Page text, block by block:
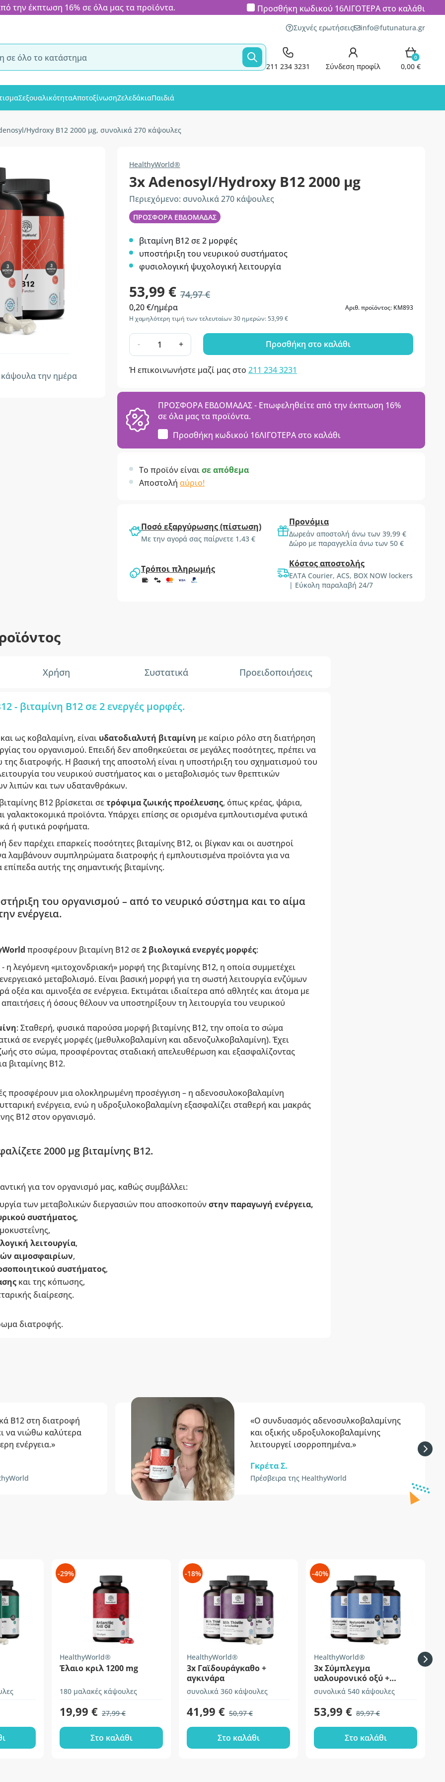
έκπτωση 16% σε όλα μας τα προϊόντα. Προσθήκη κωδικού 16ΛΙΓΟΤΕΡΑστο καλάθι
Συχνές ερωτήσεις info@futunatura.gr
211 234 3231 Σύνδεση προφίλ
0
0,00 €
ΣεξουαλικότηταΑποτοξίνωσηΖελεδάκιαΠαιδιά
Hydroxy B12 2000 µg, συνολικά 270 κάψουλες
κάψουλα την ημέρα
HealthyWorld®
3x Adenosyl/Hydroxy B12 2000 µg
Περιεχόμενο: συνολικά 270 κάψουλες
ΠΡΟΣΦΟΡΑ ΕΒΔΟΜΑΔΑΣ
βιταμίνη Β12 σε 2 μορφές
υποστήριξη του νευρικού συστήματος
φυσιολογική ψυχολογική λειτουργία
53,99 € 74,97 €
0,20 €/ημέρα
Αριθ. προϊόντος: KM893
Η χαμηλότερη τιμή των τελευταίων 30 ημερών: 53,99 €
- + Προσθήκη στο καλάθι
Ή επικοινωνήστε μαζί μας στο 211 234 3231
ΠΡΟΣΦΟΡΑ ΕΒΔΟΜΑΔΑΣ - Επωφεληθείτε από την έκπτωση 16%
σε όλα μας τα προϊόντα.
Προσθήκη κωδικού 16ΛΙΓΟΤΕΡΑστο καλάθι
Το προϊόν είναισε απόθεμα
Αποστολή αύριο!
Ποσό εξαργύρωσης (πίστωση)
Με την αγορά σας παίρνετε 1,43 €
Προνόμια
Δωρεάν αποστολή άνω των 39,99 €
Δώρο με παραγγελία άνω των 50 €
Τρόποι πληρωμής Κόστος αποστολής
ΕΛΤΑ Courier, ACS, BOX NOW lockers
| Εύκολη παραλαβή 24/7
Χρήση Συστατικά Προειδοποιήσεις
- βιταμίνη B12 σε 2 ενεργές μορφές.
ως κοβαλαμίνη, είναι υδατοδιαλυτή βιταμίνη με καίριο ρόλο στη διατήρηση
του οργανισμού. Επειδή δεν αποθηκεύεται σε μεγάλες ποσότητες, πρέπει να
της διατροφής. Η βασική της αποστολή είναι η υποστήριξη του σχηματισμού του
του νευρικού συστήματος και ο μεταβολισμός των θρεπτικών
λιπών και των υδατανθράκων.
B12 βρίσκεται σετρόφιμα ζωικής προέλευσης, όπως κρέας, ψάρια,
γαλακτοκομικά προϊόντα. Υπάρχει επίσης σε ορισμένα εμπλουτισμένα φυτικά
ή φυτικά ροφήματα.
δεν παρέχει επαρκείς ποσότητες βιταμίνης B12, οι βίγκαν και οι αυστηροί
λαμβάνουν συμπληρώματα διατροφής ή εμπλουτισμένα προϊόντα για να
αυτής της σημαντικής βιταμίνης.
του οργανισμού – από το νευρικό σύστημα και το αίμα
ενέργεια.
προσφέρουν βιταμίνη B12 σε2 βιολογικά ενεργές μορφές:
- η λεγόμενη «μιτοχονδριακή» μορφή της βιταμίνης B12, η οποία συμμετέχει
μεταβολισμό. Είναι βασική μορφή για τη σωστή λειτουργία ενζύμων
οξέα και αμινοξέα σε ενέργεια. Εκτιμάται ιδιαίτερα από αθλητές και άτομα με
απαιτήσεις ή όσους θέλουν να υποστηρίξουν τη λειτουργία του νευρικού
: Σταθερή, φυσικά παρούσα μορφή βιταμίνης B12, την οποία το σώμα
σε ενεργές μορφές (μεθυλκοβαλαμίνη και αδενοζυλκοβαλαμίνη). Έχει
στο σώμα, προσφέροντας σταδιακή απελευθέρωση και εξασφαλίζοντας
βιταμίνης B12.
προσφέρουν μια ολοκληρωμένη προσέγγιση – η αδενοσυλοκοβαλαμίνη
ενέργεια, ενώ η υδροξυλοκοβαλαμίνη εξασφαλίζει σταθερή και μακράς
B12 στον οργανισμό.
2000 µg βιταμίνης B12.
για τον οργανισμό μας, καθώς συμβάλλει:
των μεταβολικών διεργασιών που αποσκοπούνστην παραγωγή ενέργεια,
συστήματος,
λειτουργία,
αιμοσφαιρίων,
συστήματος,
και της κόπωσης,
διαίρεσης.
διατροφής.
B12 στη διατροφή
να νιώθω καλύτερα
ενέργεια.»
«Ο συνδυασμός αδενοσυλκοβαλαμίνης
και οξικής υδροξυλοκοβαλαμίνης
λειτουργεί ισορροπημένα.»
Γκρέτα Σ.
Πρέσβειρα της HealthyWorld
-29%
HealthyWorld®
Έλαιο κριλ 1200 mg
180 μαλακές κάψουλες
19,99 € 27,99 €
Στο καλάθι
-18%
HealthyWorld®
3x Γαϊδουράγκαθο +
αγκινάρα
συνολικά 360 κάψουλες
41,99 € 50,97 €
Στο καλάθι
-40%
HealthyWorld®
3x Σύμπλεγμα
υαλουρονικό οξύ +
κολλαγόνο
συνολικά 540 κάψουλες
53,99 € 89,97 €
Στο καλάθι